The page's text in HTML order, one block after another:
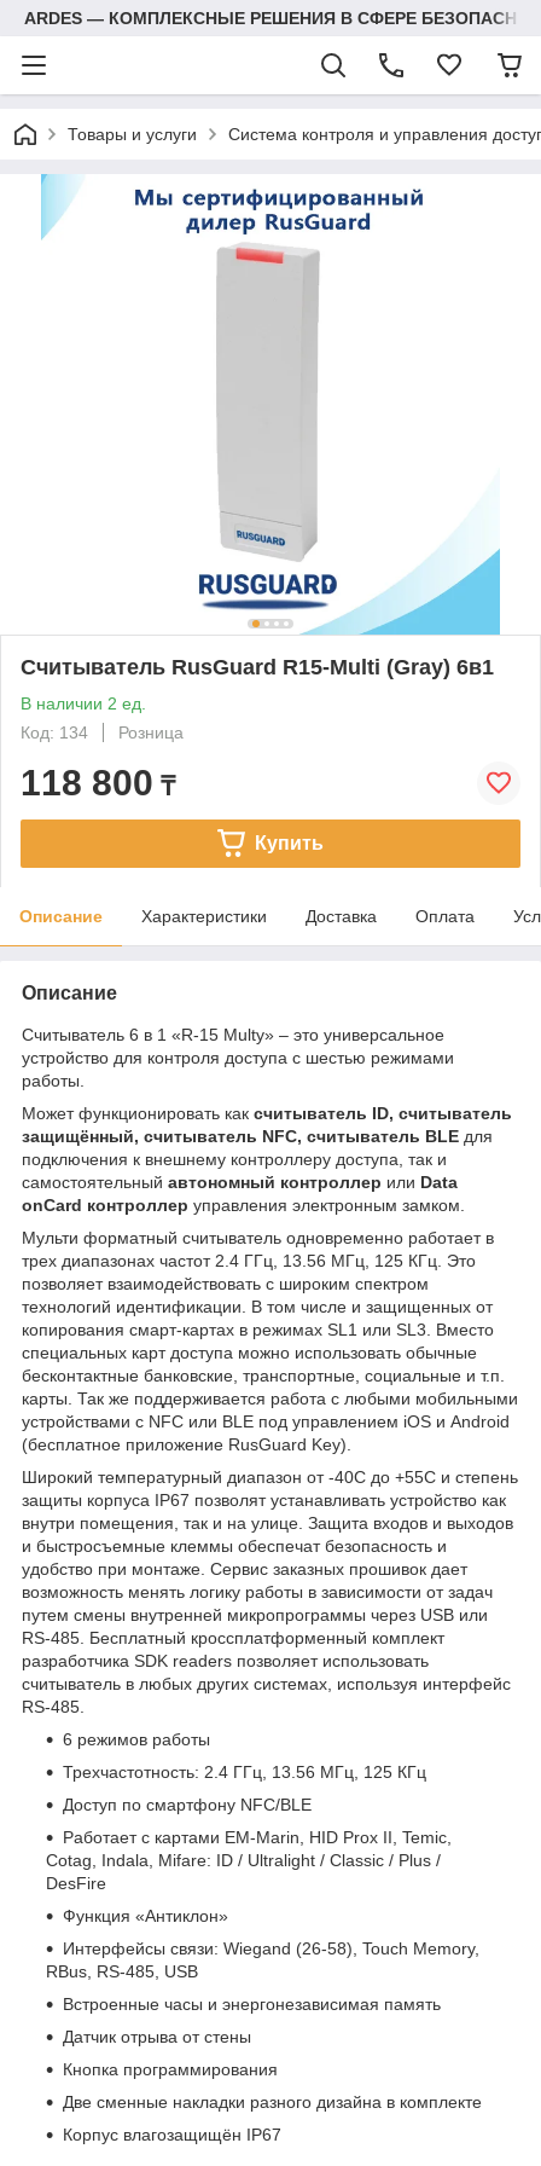
ARDES — КОМПЛЕКСНЫЕ РЕШЕНИЯ В СФЕРЕ
Товары и услуги Система контроля и управления
Считыватель RusGuard R15-Multi (Gray) 6в1
В наличии 2 ед.
Код: 134
Розница
118 800 ₸
Купить
Описание Характеристики Доставка Оплата
Описание
Считыватель 6 в 1 «R-15 Multy» – это универсальное
устройство для контроля доступа c шестью режимами
работы.
Может функционировать как считыватель ID, считыватель
защищённый, считыватель NFC, считыватель BLE для
подключения к внешнему контроллеру доступа, так и
самостоятельный автономный контроллер или Data
onCard контроллер управления электронным замком.
Мульти форматный считыватель одновременно работает в
трех диапазонах частот 2.4 ГГц, 13.56 МГц, 125 КГц. Это
позволяет взаимодействовать с широким спектром
технологий идентификации. В том числе и защищенных от
копирования смарт-картах в режимах SL1 или SL3. Вместо
специальных карт доступа можно использовать обычные
бесконтактные банковские, транспортные, социальные и т.п.
карты. Так же поддерживается работа с любыми мобильными
устройствами с NFC или BLE под управлением iOS и Android
(бесплатное приложение RusGuard Key).
Широкий температурный диапазон от -40С до +55C и степень
защиты корпуса IP67 позволят устанавливать устройство как
внутри помещения, так и на улице. Защита входов и выходов
и быстросъемные клеммы обеспечат безопасность и
удобство при монтаже. Сервис заказных прошивок дает
возможность менять логику работы в зависимости от задач
путем смены внутренней микропрограммы через USB или
RS-485. Бесплатный кроссплатформенный комплект
разработчика SDK readers позволяет использовать
считыватель в любых других системах, используя интерфейс
RS-485.
6 режимов работы
Трехчастотность: 2.4 ГГц, 13.56 МГц, 125 КГц
Доступ по смартфону NFC/BLE
Работает с картами EM-Marin, HID Prox II, Temic,
Cotag, Indala, Mifare: ID / Ultralight / Classic / Plus /
DesFire
Функция «Антиклон»
Интерфейсы связи: Wiegand (26-58), Touch Memory,
RBus, RS-485, USB
Встроенные часы и энергонезависимая память
Датчик отрыва от стены
Кнопка программирования
Две сменные накладки разного дизайна в комплекте
Корпус влагозащищён IP67